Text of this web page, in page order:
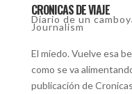
CRONICAS DE VIAJE
Diario de un
Journalism
El miedo. Vuelve esa
como se va
publicación de